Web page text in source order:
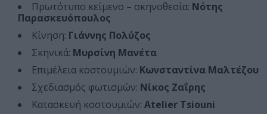
Πρωτότυπο κείμενο – σκηνοθεσία: Νότης
Παρασκευόπουλος
Κίνηση: Γιάννης Πολύζος
Σκηνικά: Μυρσίνη Μανέτα
Επιμέλεια κοστουμιών: Κωνσταντίνα Μαλτέζου
Σχεδιασμός φωτισμών: Νίκος Ζαΐρης
Κατασκευή κοστουμιών: Atelier Tsiouni